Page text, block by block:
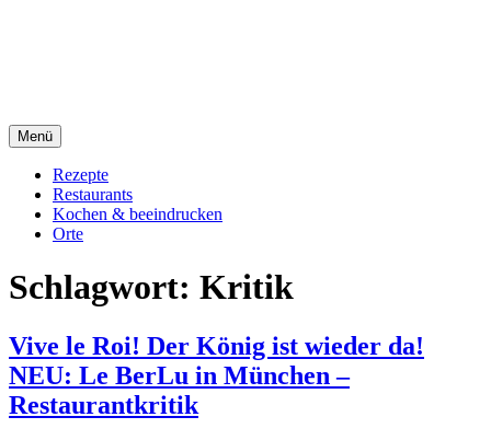
Menü
Rezepte
Restaurants
Kochen & beeindrucken
Orte
Schlagwort: Kritik
Vive le Roi! Der König ist wieder da!
NEU: Le BerLu in München –
Restaurantkritik